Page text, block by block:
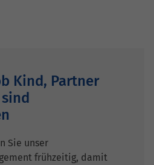
Kind, Partner
Sie unser
frühzeitig, damit